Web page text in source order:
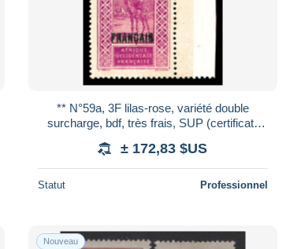
** N°59a, 3F lilas-rose, variété double
surcharge, bdf, très frais, SUP (certificat)
± 172,83 $US
Statut Professionnel
Nouveau